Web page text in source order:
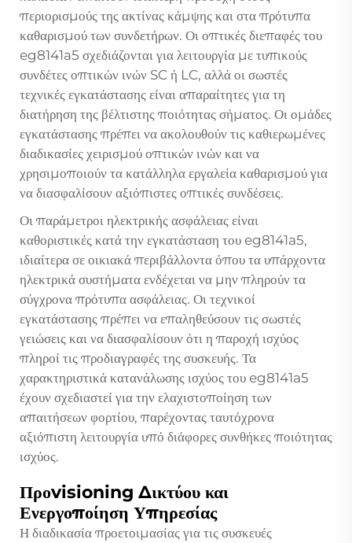
περιορισμούς της ακτίνας κάμψης και στα πρότυπα
καθαρισμού των συνδετήρων. Οι οπτικές διεπαφές του
eg8141a5 σχεδιάζονται για λειτουργία με τυπικούς
συνδέτες οπτικών ινών SC ή LC, αλλά οι σωστές
τεχνικές εγκατάστασης είναι απαραίτητες για τη
διατήρηση της βέλτιστης ποιότητας σήματος. Οι ομάδες
εγκατάστασης πρέπει να ακολουθούν τις καθιερωμένες
διαδικασίες χειρισμού οπτικών ινών και να
χρησιμοποιούν τα κατάλληλα εργαλεία καθαρισμού για
να διασφαλίσουν αξιόπιστες οπτικές συνδέσεις.
Οι παράμετροι ηλεκτρικής ασφάλειας είναι
καθοριστικές κατά την εγκατάσταση του eg8141a5,
ιδιαίτερα σε οικιακά περιβάλλοντα όπου τα υπάρχοντα
ηλεκτρικά συστήματα ενδέχεται να μην πληρούν τα
σύγχρονα πρότυπα ασφάλειας. Οι τεχνικοί
εγκατάστασης πρέπει να επαληθεύσουν τις σωστές
γειώσεις και να διασφαλίσουν ότι η παροχή ισχύος
πληροί τις προδιαγραφές της συσκευής. Τα
χαρακτηριστικά κατανάλωσης ισχύος του eg8141a5
έχουν σχεδιαστεί για την ελαχιστοποίηση των
απαιτήσεων φορτίου, παρέχοντας ταυτόχρονα
αξιόπιστη λειτουργία υπό διάφορες συνθήκες ποιότητας
ισχύος.
Προvisioning Δικτύου και
Ενεργοποίηση Υπηρεσίας
Η διαδικασία προετοιμασίας για τις συσκευές